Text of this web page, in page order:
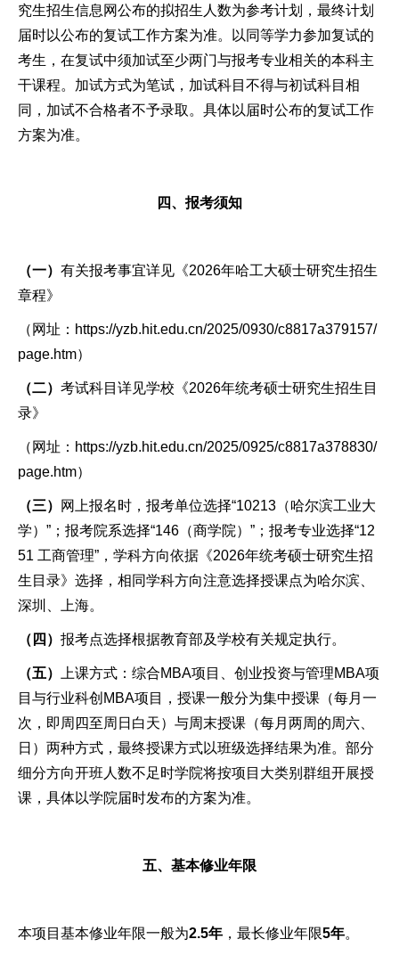
究生招生信息网公布的拟招生人数为参考计划，最终计划
届时以公布的复试工作方案为准。以同等学力参加复试的
考生，在复试中须加试至少两门与报考专业相关的本科主
干课程。加试方式为笔试，加试科目不得与初试科目相
同，加试不合格者不予录取。具体以届时公布的复试工作
方案为准。
四、报考须知
（一） 有关报考事宜详见《2026年哈工大硕士研究生招生
章程》
（网址：https://yzb.hit.edu.cn/2025/0930/c8817a379157/
page.htm）
（二） 考试科目详见学校《2026年统考硕士研究生招生目
录》
（网址：https://yzb.hit.edu.cn/2025/0925/c8817a378830/
page.htm）
（三）
网上报名时，报考单位选择“10213（哈尔滨工业大
学）”；报考院系选择“146（商学院）”；报考专业选择“12
51 工商管理”，学科方向依据《2026年统考硕士研究生招
生目录》选择，相同学科方向注意选择授课点为哈尔滨、
深圳、上海。
（四） 报考点选择根据教育部及学校有关规定执行。
（五）
上课方式：综合MBA项目、创业投资与管理MBA项
目与行业科创MBA项目，授课一般分为集中授课（每月一
次，即周四至周日白天）与周末授课（每月两周的周六、
日）两种方式，最终授课方式以班级选择结果为准。部分
细分方向开班人数不足时学院将按项目大类别群组开展授
课，具体以学院届时发布的方案为准。
五、基本修业年限
本项目基本修业年限一般为2.5年，最长修业年限5年。